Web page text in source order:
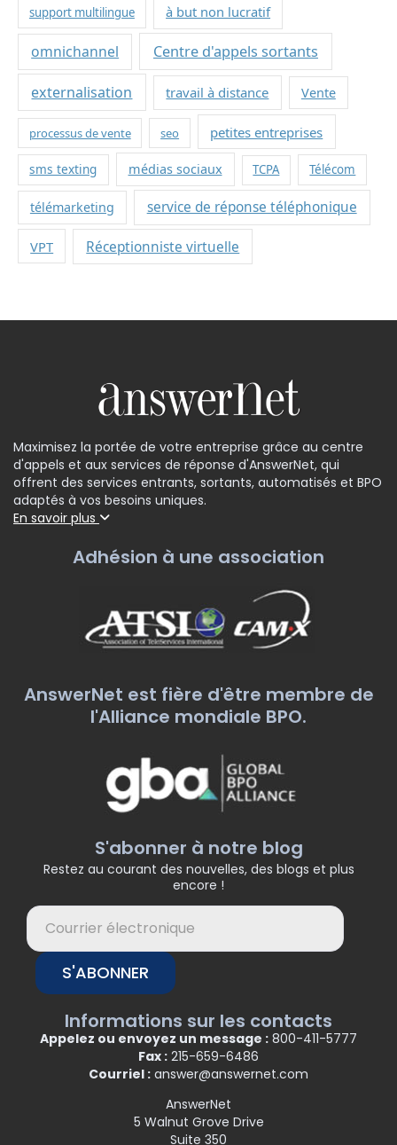
support multilingue à but non lucratif
omnichannel Centre d'appels sortants
externalisation travail à distance Vente
processus de vente seo petites entreprises
sms texting médias sociaux TCPA Télécom
télémarketing service de réponse téléphonique
VPT Réceptionniste virtuelle
Maximisez la portée de votre entreprise grâce au centre
d'appels et aux services de réponse d'AnswerNet, qui
offrent des services entrants, sortants, automatisés et BPO
adaptés à vos besoins uniques.
En savoir plus
Adhésion à une association
AnswerNet est fière d'être membre de
l'Alliance mondiale BPO.
S'abonner à notre blog
Restez au courant des nouvelles, des blogs et plus
encore !
S'ABONNER
Informations sur les contacts
Appelez ou envoyez un message : 800-411-5777
Fax : 215-659-6486
Courriel : answer@answernet.com
AnswerNet
5 Walnut Grove Drive
Suite 350